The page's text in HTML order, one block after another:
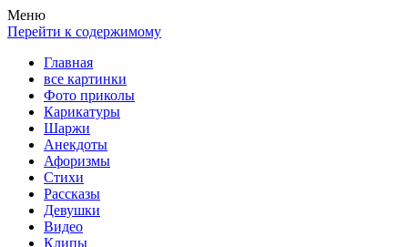
Весела хата — прикольные картинки, смешные истории,
клипы!
Покажем всем ваши фото приколы, карикатуры, шаржи, стихи,
рассказы, видео и песни!
Меню
Перейти к содержимому
Главная
все картинки
Фото приколы
Карикатуры
Шаржи
Анекдоты
Афоризмы
Стихи
Рассказы
Девушки
Видео
Клипы